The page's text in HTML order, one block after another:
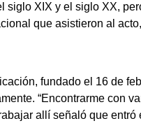
XIX y el siglo XX,
que asistieron al
fundado el 16 de
“Encontrarme con
allí señaló que